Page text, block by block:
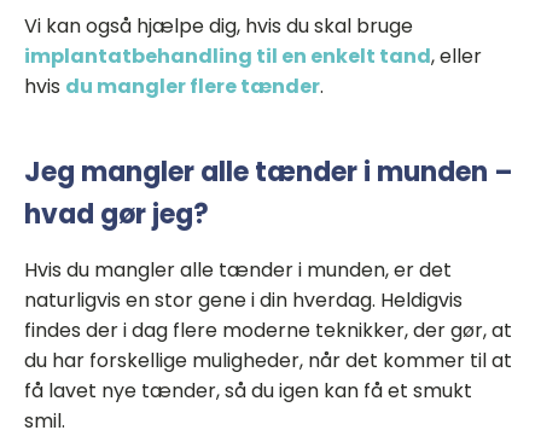
Vi kan også hjælpe dig, hvis du skal bruge
implantatbehandling til en enkelt tand, eller
hvis du mangler flere tænder.
Jeg mangler alle tænder i munden –
hvad gør jeg?
Hvis du mangler alle tænder i munden, er det
naturligvis en stor gene i din hverdag. Heldigvis
findes der i dag flere moderne teknikker, der gør, at
du har forskellige muligheder, når det kommer til at
få lavet nye tænder, så du igen kan få et smukt
smil.